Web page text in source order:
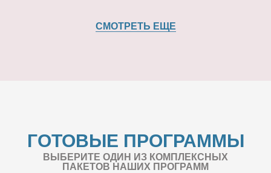
СМОТРЕТЬ ЕЩЕ
ГОТОВЫЕ ПРОГРАММЫ
ВЫБЕРИТЕ ОДИН ИЗ КОМПЛЕКСНЫХ
ПАКЕТОВ НАШИХ ПРОГРАММ